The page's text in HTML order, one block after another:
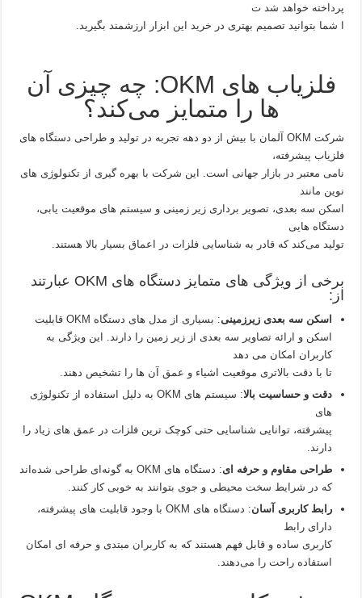
پرداخته خواهد شد ت
ا شما بتوانید تصمیم بهتری در خرید این ابزار ارزشمند بگیرید.
فلزیاب‌ های OKM: چه چیزی آن‌
ها را متمایز می‌کند؟
شرکت OKM آلمان با بیش از دو دهه تجربه در تولید و طراحی دستگاه‌ های
فلزیاب پیشرفته،
نامی معتبر در بازار جهانی است. این شرکت با بهره‌ گیری از تکنولوژی‌ های
نوین مانند
اسکن سه‌ بعدی، تصویر برداری زیر زمینی و سیستم‌ های موقعیت‌ یابی،
دستگاه‌ هایی
تولید می‌کند که قادر به شناسایی فلزات در اعماق بسیار بالا هستند.
برخی از ویژگی‌ های متمایز دستگاه‌ های OKM عبارتند
از:
اسکن سه‌ بعدی زیرزمینی: بسیاری از مدل‌ های دستگاه OKM قابلیت
اسکن و ارائه تصاویر سه‌ بعدی از زیر زمین را دارند. این ویژگی به
کاربران امکان می‌ دهد
تا با دقت بالاتری موقعیت اشیاء و عمق آن‌ ها را تشخیص دهند.
دقت و حساسیت بالا
: سیستم های OKM به دلیل استفاده از تکنولوژی‌
های
پیشرفته، توانایی شناسایی حتی کوچک‌ ترین فلزات در عمق‌ های زیاد را
دارند.
طراحی مقاوم و حرفه‌ ای: دستگاه‌ های OKM به گونه‌ای طراحی شده‌اند
که در شرایط سخت محیطی و جوی بتوانند به خوبی کار کنند.
رابط کاربری آسان
: دستگاه‌ های OKM با وجود قابلیت‌ های پیشرفته،
دارای رابط
کاربری ساده و قابل فهم هستند که به کاربران مبتدی و حرفه‌ ای امکان
استفاده راحت را می‌دهند.